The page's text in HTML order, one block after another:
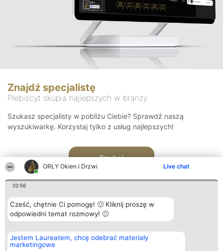
ORŁY Okien i Drzwi Live chat
02:56
Cześć, chętnie Ci pomogę! 🙂 Kliknij proszę w
odpowiedni temat rozmowy! 🙂
Jestem Laureatem, chcę odebrać materiały
marketingowe
Znajdź specjalistę
Plebiscyt skupia najlepszych w branży
Szukasz specjalisty w pobliżu Ciebie? Sprawdź naszą
wyszukiwarkę. Korzystaj tylko z usług najlepszych!
Szukaj
Organizator plebiscytu
Bright Side Solutions sp. z o.
o. sp. k.
Plebiscyt
Laureaci
Kontakt
Kontakt